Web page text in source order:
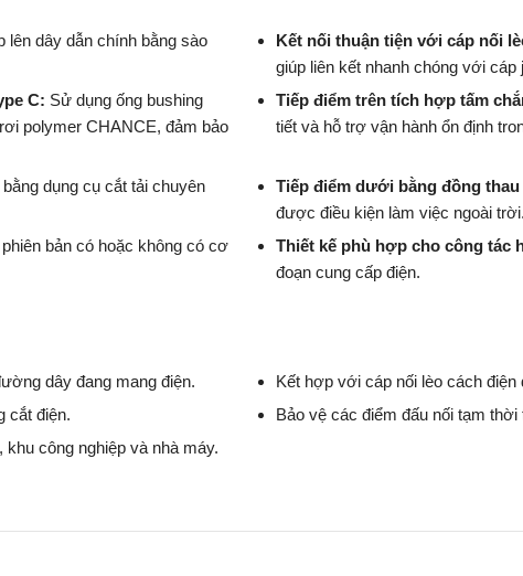
dây dẫn chính bằng sào
Kết nối thuận tiện với cáp nối
giúp liên kết nhanh chóng với cáp
C: Sử dụng ống bushing
polymer CHANCE, đảm bảo
Tiếp điểm trên tích hợp tấm
tiết và hỗ trợ vận hành ổn định
dụng cụ cắt tải chuyên
Tiếp điểm dưới bằng đồng thau
được điều kiện làm việc ngoài trời.
bản có hoặc không có cơ
Thiết kế phù hợp cho công tác
đoạn cung cấp điện.
dây đang mang điện.
Kết hợp với cáp nối lèo cách
cắt điện.
Bảo vệ các điểm đấu nối tạm
công nghiệp và nhà máy.